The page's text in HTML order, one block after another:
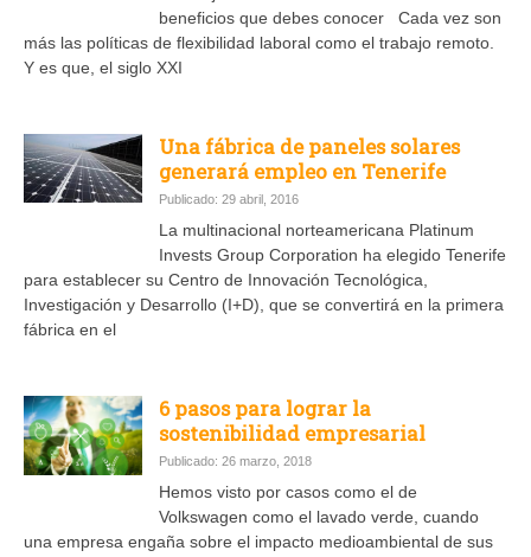
beneficios que debes conocer Cada vez son
más las políticas de flexibilidad laboral como el trabajo remoto.
Y es que, el siglo XXI
Una fábrica de paneles solares
generará empleo en Tenerife
Publicado: 29 abril, 2016
La multinacional norteamericana Platinum
Invests Group Corporation ha elegido Tenerife
para establecer su Centro de Innovación Tecnológica,
Investigación y Desarrollo (I+D), que se convertirá en la primera
fábrica en el
6 pasos para lograr la
sostenibilidad empresarial
Publicado: 26 marzo, 2018
Hemos visto por casos como el de
Volkswagen como el lavado verde, cuando
una empresa engaña sobre el impacto medioambiental de sus